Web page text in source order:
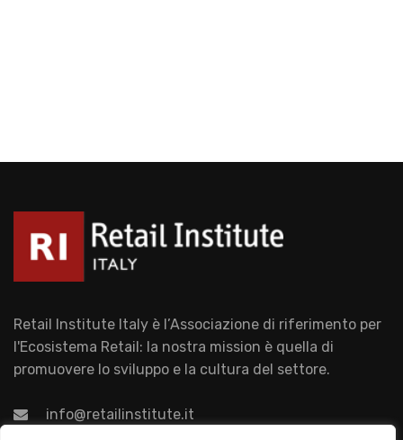
Retail Institute Italy è l’Associazione di riferimento per
l'Ecosistema Retail: la nostra mission è quella di
promuovere lo sviluppo e la cultura del settore.
info@retailinstitute.it